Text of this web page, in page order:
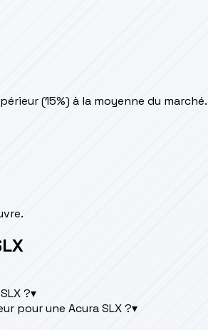
(15%) à la moyenne du marché.
?▾
pour une Acura SLX ?▾